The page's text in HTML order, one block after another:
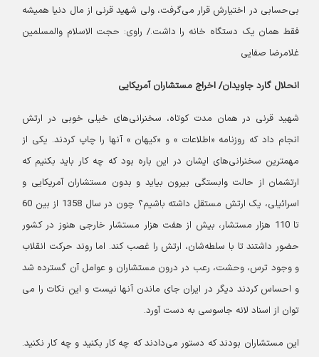
بی‌حسابی در اختیارش قرار می‌گرفت، ولی شهید قرنی از مال دنیا همیشه
فقط همان یک دستگاه خانه را داشت./ راوی: حجت الاسلام والمسلمین
غلامرضا صفایی
انحلال گارد جاویدان/ اخراج مستشاران آمریکایی
شهید قرنی در همان مدت کوتاه، سخنرانی‌های خیلی خوبی در ارتش
انجام داد که روزنامه «اطلاعات » و «کیهان » آنها را چاپ کردند. یکی از
مهمترین سخنرانی‌های ایشان در این باره بود که چه کار باید بکنیم که
ارتشمان از حالت وابستگی بیرون بیاید و بدون مستشاران آمریکایی و
اسرائیلی، یک ارتش مستقل داشته باشیم؟ چون در سال 1358 از بین 60
تا 110 هزار مستشار، بیش از هفت هزار مستشار خارجی هنوز در کشور
حضور داشتند تا با سلطه‌شان، ارتش را غصب کند. اما روند حرکت انقلاب
و وجود ترس، وحشت، رعب در درون مستشاران و عوامل آن گسترده شد
و احساس کردند دیگر در ایران جای ماندن آنها نیست و این نکات را می
توان از اسناد لانه جاسوسی به دست آورد.
این مستشاران بودند که دستور می‌دادند که چه کار بکنید و چه کار نکنید.